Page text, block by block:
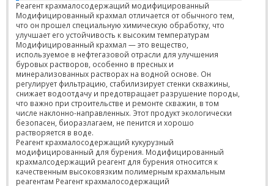
Реагент крахмалосодержащий модифицированный
Модифицированный крахмал отличается от обычного тем,
что он прошел специальную химическую обработку, что
улучшает его устойчивость к высоким температурам
Модифицированный крахмал — это вещество,
используемое в нефтегазовой отрасли для улучшения
буровых растворов, особенно в пресных и
минерализованных растворах на водной основе. Он
регулирует фильтрацию, стабилизирует стенки скважины,
снижает водоотдачу и предотвращает разрушение породы,
что важно при строительстве и ремонте скважин, в том
числе наклонно-направленных. Этот продукт экологически
безопасен, биоразлагаем, не пенится и хорошо
растворяется в воде.
Реагент крахмалосодержащий кукурузный
модифицированный для бурения. Модифицированный
крахмалсодержащий реагент для бурения относится к
качественным высоковязким полимерным крахмальным
реагентам Реагент крахмалосодержащий